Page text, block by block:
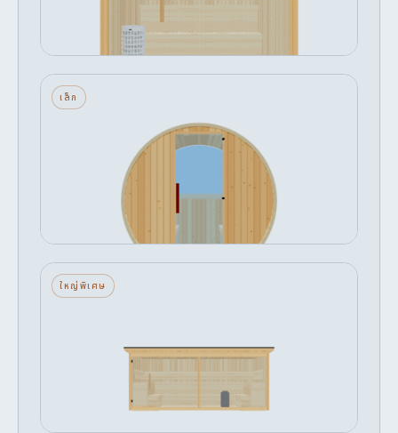
฿473,582
เล็ก
ถัง — เล็ก — กระจกด้านหลังครึ่งบาน —
2 ที่นั่ง · กระจกด้านหลังครึ่งบาน · อินฟราเรด
฿300,349 ปรับแต่ง →
ใหญ่พิเศษ
ฟ้า — ใหญ่พิเศษ — กระจกด้านหน้า — เครื่อง
฿827,859